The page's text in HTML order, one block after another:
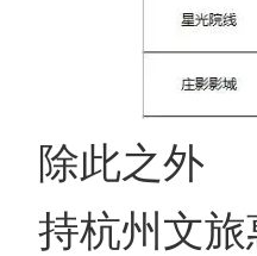
除此之外
持杭州文